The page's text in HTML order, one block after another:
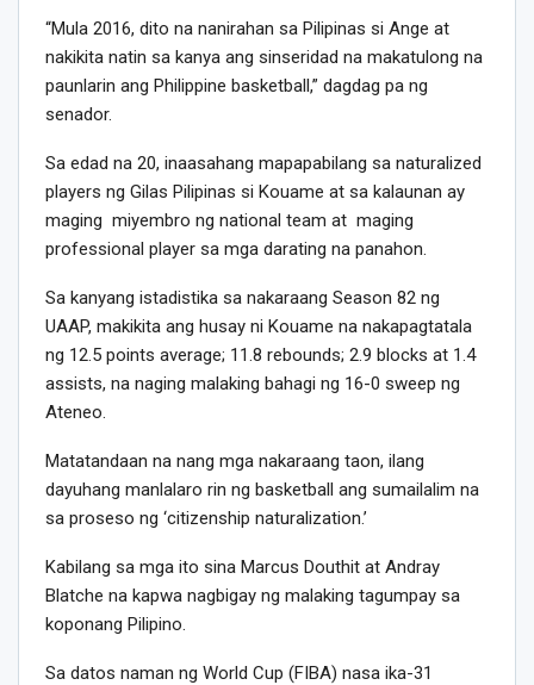
“Mula 2016, dito na nanirahan sa Pilipinas si Ange at
nakikita natin sa kanya ang sinseridad na makatulong na
paunlarin ang Philippine basketball,” dagdag pa ng
senador.
Sa edad na 20, inaasahang mapapabilang sa naturalized
players ng Gilas Pilipinas si Kouame at sa kalaunan ay
maging miyembro ng national team at maging
professional player sa mga darating na panahon.
Sa kanyang istadistika sa nakaraang Season 82 ng
UAAP, makikita ang husay ni Kouame na nakapagtatala
ng 12.5 points average; 11.8 rebounds; 2.9 blocks at 1.4
assists, na naging malaking bahagi ng 16-0 sweep ng
Ateneo.
Matatandaan na nang mga nakaraang taon, ilang
dayuhang manlalaro rin ng basketball ang sumailalim na
sa proseso ng ‘citizenship naturalization.’
Kabilang sa mga ito sina Marcus Douthit at Andray
Blatche na kapwa nagbigay ng malaking tagumpay sa
koponang Pilipino.
Sa datos naman ng World Cup (FIBA) nasa ika-31